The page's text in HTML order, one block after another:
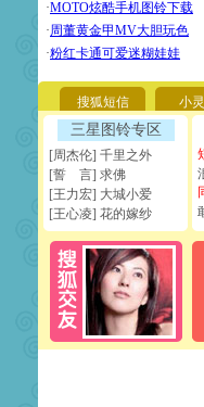
搜狐短信 小
三星图铃专区
[周杰伦] 千里之外
[誓 言] 求佛
[王力宏] 大城小爱
[王心凌] 花的嫁纱